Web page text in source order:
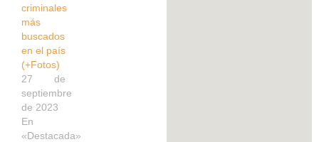
criminales
más
buscados
en el país
(+Fotos)
27 de
septiembre
de 2023
En
«Destacada»